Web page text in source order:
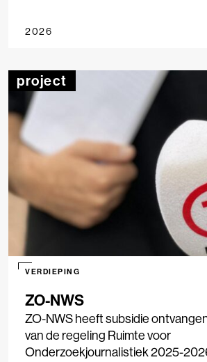
2026
project
ZO-NWS
VERDIEPING
ZO-NWS heeft subsidie
van de regeling Ruimte voor
Onderzoekjournalistiek 2025-